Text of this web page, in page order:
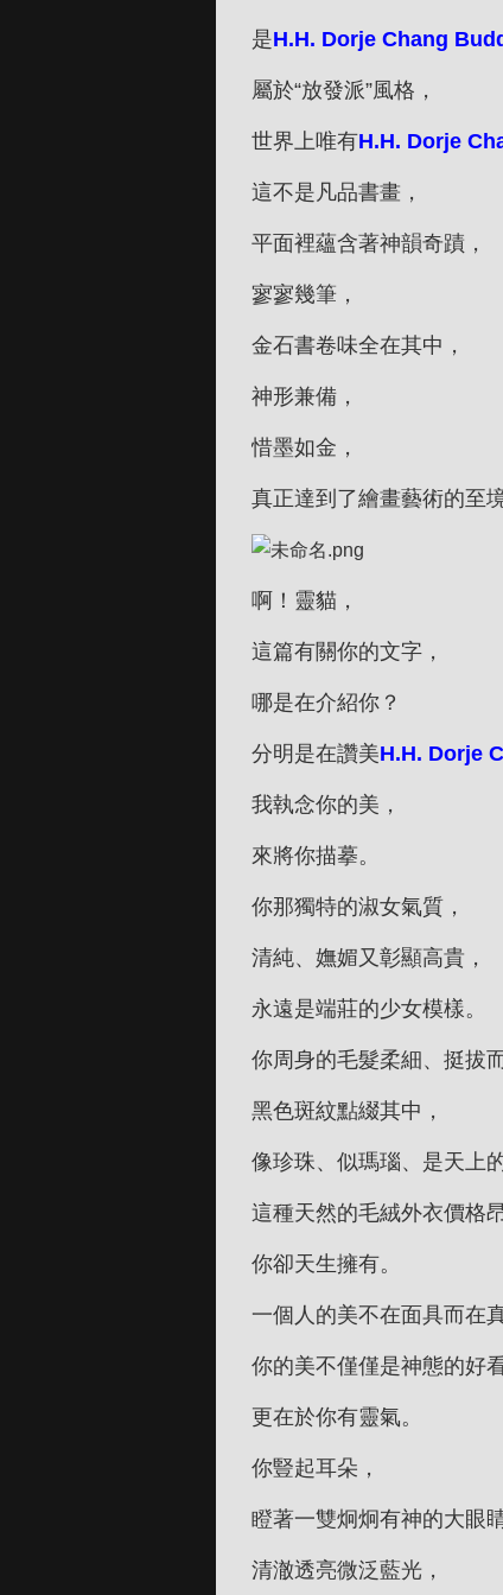
是H.H. Dorje Chang
屬於“放發派”風格，
世界上唯有H.H. Dorje
這不是凡品書畫，
平面裡蘊含著神韻奇蹟，
寥寥幾筆，
金石書卷味全在其中，
神形兼備，
惜墨如金，
真正達到了繪畫藝術的至境
啊！靈貓，
這篇有關你的文字，
哪是在介紹你？
分明是在讚美H.H. Dorje
我執念你的美，
來將你描摹。
你那獨特的淑女氣質，
清純、嫵媚又彰顯高貴，
永遠是端莊的少女模樣。
你周身的毛髮柔細、挺拔
黑色斑紋點綴其中，
像珍珠、似瑪瑙、是天上
這種天然的毛絨外衣價格
你卻天生擁有。
一個人的美不在面具而在
你的美不僅僅是神態的好
更在於你有靈氣。
你豎起耳朵，
瞪著一雙炯炯有神的大眼
清澈透亮微泛藍光，